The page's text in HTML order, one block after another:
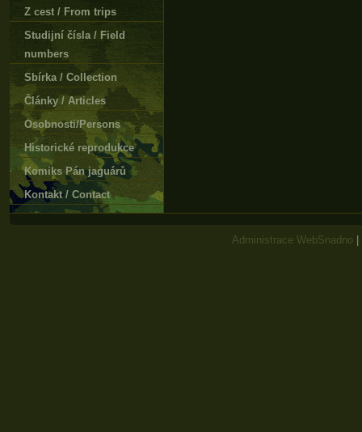
Z cest / From trips
Studijní čísla / Field
numbers
Sbírka / Collection
Články / Articles
Osobnosti/Persons
Historické reprodukce
Komiks Pán jaguárů
Kontakt / Contact
Administrace WebSnadno|